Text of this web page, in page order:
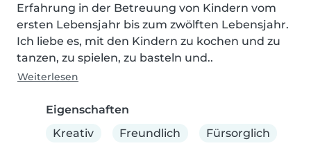
Erfahrung in der Betreuung von Kindern vom
ersten Lebensjahr bis zum zwölften Lebensjahr.
Ich liebe es, mit den Kindern zu kochen und zu
tanzen, zu spielen, zu basteln und..
Weiterlesen
Eigenschaften
Kreativ
Freundlich Fürsorglich